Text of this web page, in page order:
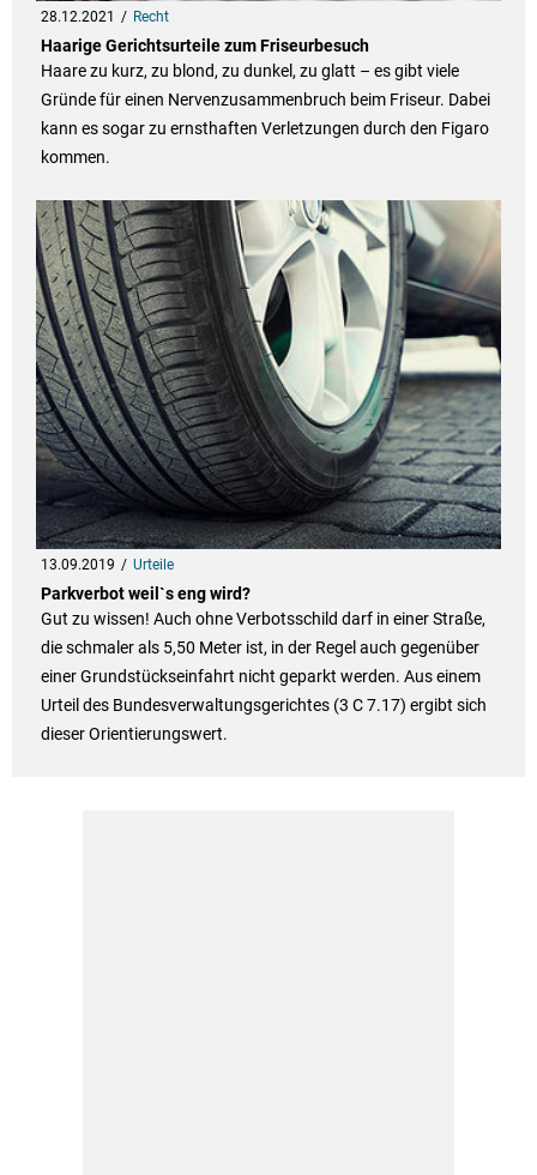
28.12.2021 Recht
Haarige Gerichtsurteile zum Friseurbesuch
Haare zu kurz, zu blond, zu dunkel, zu glatt – es gibt viele
Gründe für einen Nervenzusammenbruch beim Friseur. Dabei
kann es sogar zu ernsthaften Verletzungen durch den Figaro
kommen.
13.09.2019 Urteile
Parkverbot weil`s eng wird?
Gut zu wissen! Auch ohne Verbotsschild darf in einer Straße,
die schmaler als 5,50 Meter ist, in der Regel auch gegenüber
einer Grundstückseinfahrt nicht geparkt werden. Aus einem
Urteil des Bundesverwaltungsgerichtes (3 C 7.17) ergibt sich
dieser Orientierungswert.